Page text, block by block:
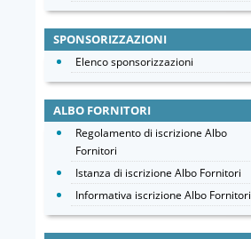
SPONSORIZZAZIONI
Elenco sponsorizzazioni
ALBO FORNITORI
Regolamento di iscrizione Albo
Fornitori
Istanza di iscrizione Albo Fornitori
Informativa iscrizione Albo Fornitori